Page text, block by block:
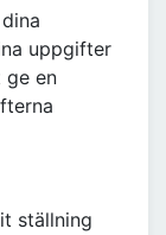
uppgifter
ge en
ställning